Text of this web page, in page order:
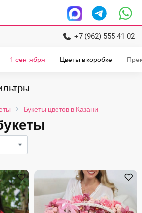
+7 (962) 555 41 02
1 сентября Цветы в коробке
Букеты цветов в Казани